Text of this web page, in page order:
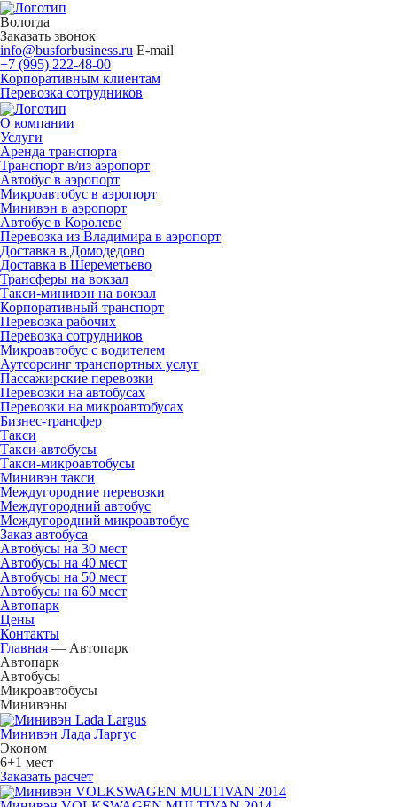
Вологда
Заказать звонок
info@busforbusiness.ru E-mail
+7 (995) 222-48-00
Корпоративным клиентам
Перевозка сотрудников
О компании
Услуги
Аренда транспорта
Транспорт в/из аэропорт
Автобус в аэропорт
Микроавтобус в аэропорт
Минивэн в аэропорт
Автобус в Королеве
Перевозка из Владимира в аэропорт
Доставка в Домодедово
Доставка в Шереметьево
Трансферы на вокзал
Такси-минивэн на вокзал
Корпоративный транспорт
Перевозка рабочих
Перевозка сотрудников
Микроавтобус с водителем
Аутсорсинг транспортных услуг
Пассажирские перевозки
Перевозки на автобусах
Перевозки на микроавтобусах
Бизнес-трансфер
Такси
Такси-автобусы
Такси-микроавтобусы
Минивэн такси
Междугородние перевозки
Междугородний автобус
Междугородний микроавтобус
Заказ автобуса
Автобусы на 30 мест
Автобусы на 40 мест
Автобусы на 50 мест
Автобусы на 60 мест
Автопарк
Цены
Контакты
Главная — Автопарк
Автопарк
Автобусы
Микроавтобусы
Минивэны
Минивэн Лада Ларгус
Эконом
6+1 мест
Заказать расчет